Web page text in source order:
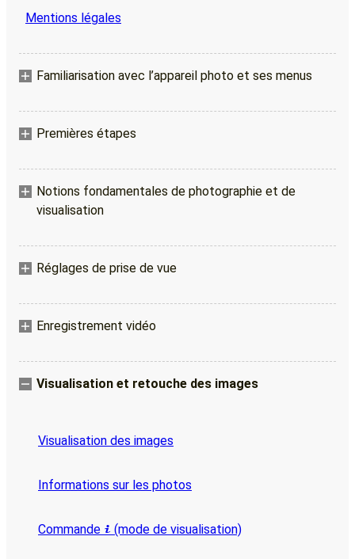
Mentions légales
Familiarisation avec l’appareil photo et ses menus
Premières étapes
Notions fondamentales de photographie et de
visualisation
Réglages de prise de vue
Enregistrement vidéo
Visualisation et retouche des images
Visualisation des images
Informations sur les photos
Commande i (mode de visualisation)